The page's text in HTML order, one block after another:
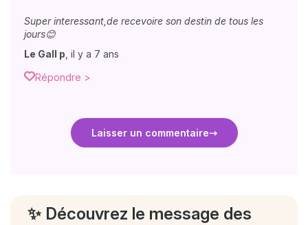
Super interessant,de recevoire son destin de tous les
jours😊
Le Gall p il y a 7 ans
Répondre >
Laisser un commentaire
✨ Découvrez le message des